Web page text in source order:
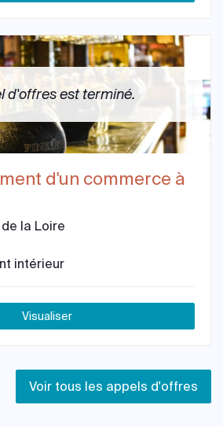
d'offres est terminé.
d'un commerce à
la Loire
intérieur
Visualiser
Voir tous les appels d'offres